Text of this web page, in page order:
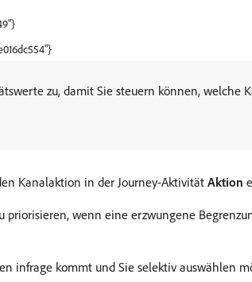
zu, damit Sie steuern können, welche
Kanalaktion in der Journey-Aktivität Aktion
wenn eine erzwungene
infrage kommt und Sie selektiv auswählen